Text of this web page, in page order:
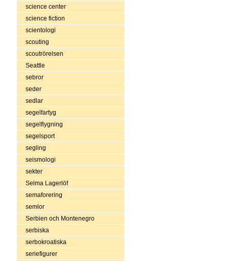
science center
science fiction
scientologi
scouting
scoutrörelsen
Seattle
sebror
seder
sedlar
segelfartyg
segelflygning
segelsport
segling
seismologi
sekter
Selma Lagerlöf
semaforering
semlor
Serbien och Montenegro
serbiska
serbokroatiska
seriefigurer